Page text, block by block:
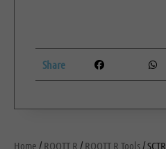
Home /ROOTT R /ROOTT R Tools/ SCTR
Share